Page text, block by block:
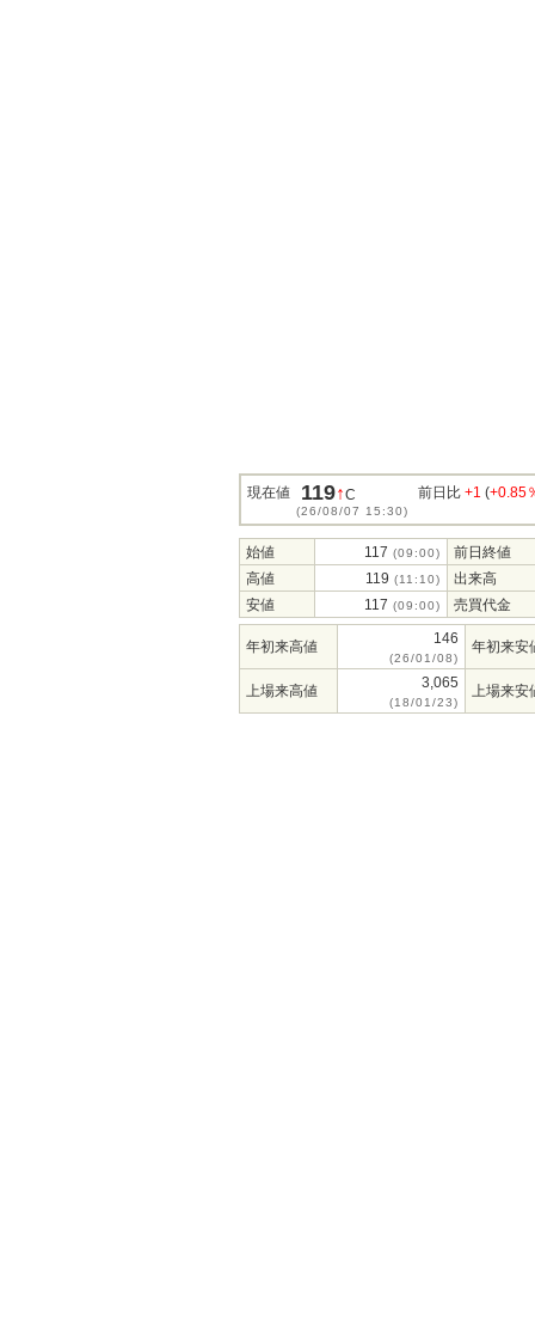
現在値 119↑C
(26/08/07 15:30)
前日比 +1 (+0.85
始値 117 (09:00)
前日終値
高値
119 (11:10)
出来高
安値
117 (09:00) 売買代金
年初来高値 146
(26/01/08)
年初来安
上場来高値 3,065
(18/01/23)
上場来安